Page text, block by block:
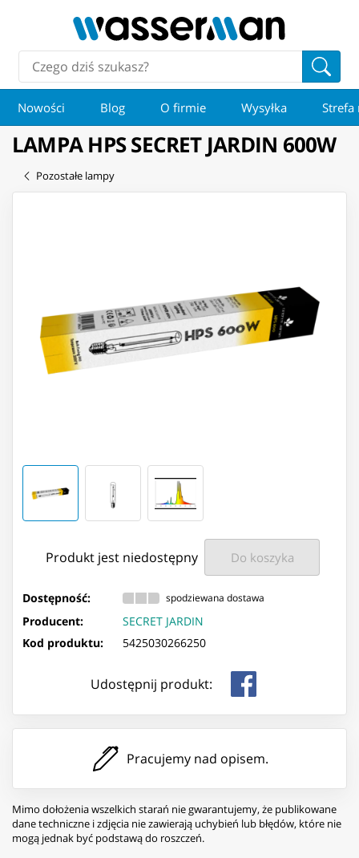
Nowości Blog O firmie Wysyłka Strefa
LAMPA HPS SECRET JARDIN 600W
Pozostałe lampy
Produkt jest niedostępny Do koszyka
Dostępność: spodziewana dostawa
Producent:
SECRET JARDIN
Kod produktu:
5425030266250
Udostępnij produkt:
Pracujemy nad opisem.
Mimo dołożenia wszelkich starań nie gwarantujemy, że publikowane
dane techniczne i zdjęcia nie zawierają uchybień lub błędów, które nie
mogą jednak być podstawą do roszczeń.